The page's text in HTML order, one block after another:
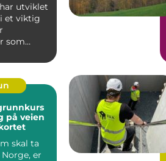
utviklet
et viktig
som
på veien
skal ta
er